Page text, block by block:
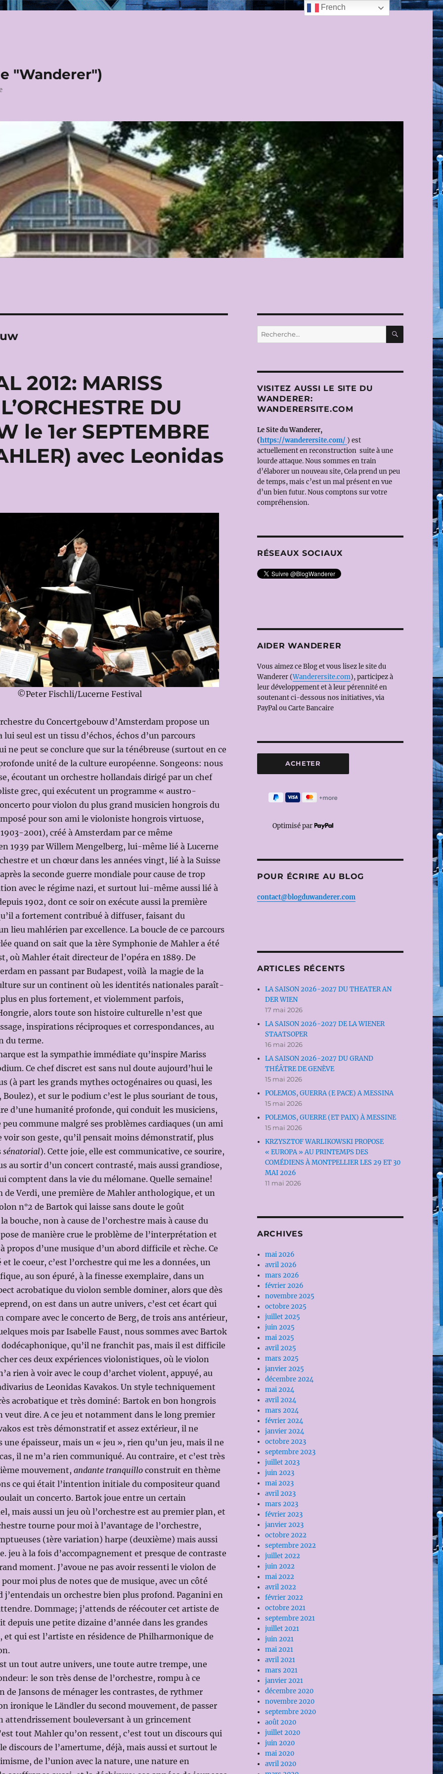
"Wanderer")
2012: MARISS
DU
le 1er SEPTEMBRE
avec Leonidas
©Peter Fischli/Lucerne Festival
du Concertgebouw d’Amsterdam propose un
seul est un tissu d’échos, échos d’un parcours
ne peut se conclure que sur la ténébreuse (surtout en ce
unité de la culture européenne. Songeons: nous
écoutant un orchestre hollandais dirigé par un chef
grec, qui exécutent un programme « austro-
pour violon du plus grand musicien hongrois du
pour son ami le violoniste hongrois virtuose,
2001), créé à Amsterdam par ce même
1939 par Willem Mengelberg, lui-même lié à Lucerne
et un chœur dans les années vingt, lié à la Suisse
la seconde guerre mondiale pour cause de trop
avec le régime nazi, et surtout lui-même aussi lié à
1902, dont ce soir on exécute aussi la première
a fortement contribué à diffuser, faisant du
lieu mahlérien par excellence. La boucle de ce parcours
quand on sait que la 1ère Symphonie de Mahler a été
où Mahler était directeur de l’opéra en 1889. De
en passant par Budapest, voilà la magie de la
sur un continent où les identités nationales paraît-
en plus fortement, et violemment parfois,
alors toute son histoire culturelle n’est que
inspirations réciproques et correspondances, au
du terme.
est la sympathie immédiate qu’inspire Mariss
Ce chef discret est sans nul doute aujourd’hui le
(à part les grands mythes octogénaires ou quasi, les
et sur le podium c’est le plus souriant de tous,
d’une humanité profonde, qui conduit les musiciens,
peu commune malgré ses problèmes cardiaques (un ami
voir son geste, qu’il pensait moins démonstratif, plus
sénatorial). Cette joie, elle est communicative, ce sourire,
au sortir d’un concert contrasté, mais aussi grandiose,
comptent dans la vie du mélomane. Quelle semaine!
de Verdi, une première de Mahler anthologique, et un
n°2 de Bartok qui laisse sans doute le goût
bouche, non à cause de l’orchestre mais à cause du
de manière crue le problème de l’interprétation et
propos d’une musique d’un abord difficile et rèche. Ce
le coeur, c’est l’orchestre qui me les a données, un
au son épuré, à la finesse exemplaire, dans un
acrobatique du violon semble dominer, alors que dès
on est dans un autre univers, c’est cet écart qui
compare avec le concerto de Berg, de trois ans antérieur,
mois par Isabelle Faust, nous sommes avec Bartok
qu’il ne franchit pas, mais il est difficile
ces deux expériences violonistiques, où le violon
rien à voir avec le coup d’archet violent, appuyé, au
de Leonidas Kavakos. Un style techniquement
acrobatique et très dominé: Bartok en bon hongrois
veut dire. A ce jeu et notamment dans le long premier
est très démonstratif et assez extérieur, il ne
une épaisseur, mais un « jeu », rien qu’un jeu, mais il ne
il ne m’a rien communiqué. Au contraire, et c’est très
mouvement, andante tranquilloconstruit en thème
ce qui était l’intention initiale du compositeur quand
un concerto. Bartok joue entre un certain
mais aussi un jeu où l’orchestre est au premier plan, et
tourne pour moi à l’avantage de l’orchestre,
(1ère variation) harpe (deuxième) mais aussi
jeu à la fois d’accompagnement et presque de contraste
moment. J’avoue ne pas avoir ressenti le violon de
moi plus de notes que de musique, avec un côté
j’entendais un orchestre bien plus profond. Paganini en
Dommage; j’attends de réécouter cet artiste de
depuis une petite dizaine d’année dans les grandes
et qui est l’artiste en résidence de Philharmonique de
un tout autre univers, une toute autre trempe, une
le son très dense de l’orchestre, rompu à ce
de Jansons de ménager les contrastes, de rythmer
ironique le Ländler du second mouvement, de passer
attendrissement bouleversant à un grincement
tout Mahler qu’on ressent, c’est tout un discours qui
discours de l’amertume, déjà, mais aussi et surtout le
de l’union avec la nature, une nature en
Recherche
pour :
VISITEZ AUSSI LE SITE DU
WANDERER:
WANDERERSITE.COM
Le Site du Wanderer,
(https://wanderersite.com/ ) est
actuellement en reconstruction suite à une
lourde attaque. Nous sommes en train
d’élaborer un nouveau site, Cela prend un peu
de temps, mais c’est un mal présent en vue
d’un bien futur. Nous comptons sur votre
compréhension.
RÉSEAUX SOCIAUX
AIDER WANDERER
Vous aimez ce Blog et vous lisez le site du
Wanderer (Wanderersite.com), participez à
leur développement et à leur pérennité en
soutenant ci-dessous nos initiatives, via
PayPal ou Carte Bancaire
Optimisé par
POUR ÉCRIRE AU BLOG
contact@blogduwanderer.com
ARTICLES RÉCENTS
LA SAISON 2026-2027 DU THEATER AN
DER WIEN
17 mai 2026
LA SAISON 2026-2027 DE LA WIENER
STAATSOPER
16 mai 2026
LA SAISON 2026-2027 DU GRAND
THÉÂTRE DE GENÈVE
15 mai 2026
POLEMOS, GUERRA (E PACE) A MESSINA
15 mai 2026
POLEMOS, GUERRE (ET PAIX) À MESSINE
15 mai 2026
KRZYSZTOF WARLIKOWSKI PROPOSE
« EUROPA » AU PRINTEMPS DES
COMÉDIENS À MONTPELLIER LES 29 ET 30
MAI 2026
11 mai 2026
ARCHIVES
mai 2026
avril 2026
mars 2026
février 2026
novembre 2025
octobre 2025
juillet 2025
juin 2025
mai 2025
avril 2025
mars 2025
janvier 2025
décembre 2024
mai 2024
avril 2024
mars 2024
février 2024
janvier 2024
octobre 2023
septembre 2023
juillet 2023
juin 2023
mai 2023
avril 2023
mars 2023
février 2023
janvier 2023
octobre 2022
septembre 2022
juillet 2022
juin 2022
mai 2022
avril 2022
février 2022
octobre 2021
septembre 2021
juillet 2021
juin 2021
mai 2021
avril 2021
mars 2021
janvier 2021
décembre 2020
novembre 2020
septembre 2020
août 2020
juillet 2020
juin 2020
mai 2020
avril 2020
French